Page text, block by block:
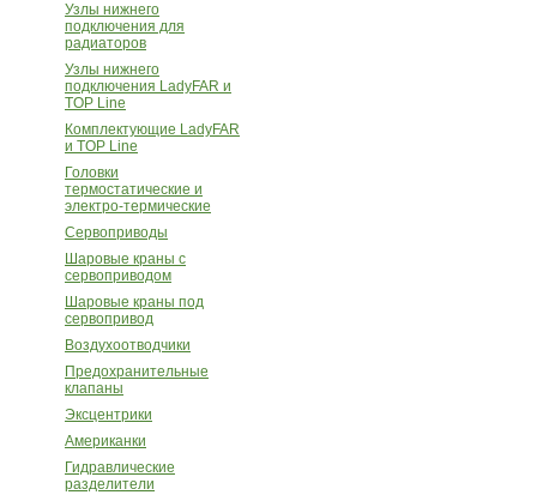
Узлы нижнего
подключения для
радиаторов
Узлы нижнего
подключения LadyFAR и
TOP Line
Комплектующие LadyFAR
и TOP Line
Головки
термостатические и
электро-термические
Сервоприводы
Шаровые краны с
сервоприводом
Шаровые краны под
сервопривод
Воздухоотводчики
Предохранительные
клапаны
Эксцентрики
Американки
Гидравлические
разделители